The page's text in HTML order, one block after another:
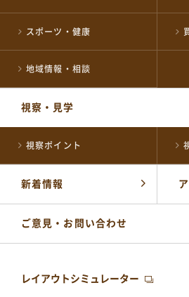
スポーツ・健康
地域情報・相談
視察・見学
視察ポイント
新着情報
ご意見・お問い合わせ
レイアウトシミュレーター